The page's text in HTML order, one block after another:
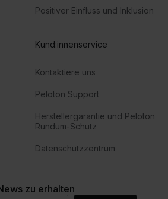
Positiver Einfluss und Inklusion
Kund:innenservice
Kontaktiere uns
Peloton Support
Herstellergarantie und Peloton
Rundum-Schutz
Datenschutzzentrum
zu erhalten